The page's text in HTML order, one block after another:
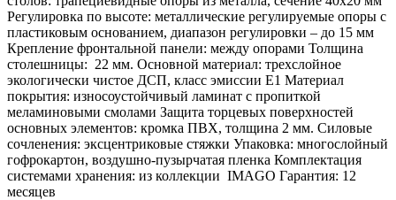
Регулировка по высоте: металлические регулируемые опоры с
пластиковым основанием, диапазон регулировки – до 15 мм
Крепление фронтальной панели: между опорами Толщина
столешницы: 22 мм. Основной материал: трехслойное
экологически чистое ДСП, класс эмиссии Е1 Материал
покрытия: износоустойчивый ламинат с пропиткой
меламиновыми смолами Защита торцевых поверхностей
основных элементов: кромка ПВХ, толщина 2 мм. Силовые
сочленения: эксцентриковые стяжки Упаковка: многослойный
гофрокартон, воздушно-пузырчатая пленка Комплектация
системами хранения: из коллекции IMAGO Гарантия: 12
месяцев